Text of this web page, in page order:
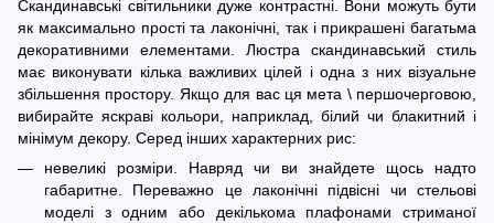
Скандинавські світильники дуже контрастні. Вони можуть бути
як максимально прості та лаконічні, так і прикрашені багатьма
декоративними елементами. Люстра скандинавський стиль
має виконувати кілька важливих цілей і одна з них візуальне
збільшення простору. Якщо для вас ця мета \ першочерговою,
вибирайте яскраві кольори, наприклад, білий чи блакитний і
мінімум декору. Серед інших характерних рис:
невеликі розміри. Навряд чи ви знайдете щось надто
габаритне. Переважно це лаконічні підвісні чи стельові
моделі з одним або декількома плафонами стриманої